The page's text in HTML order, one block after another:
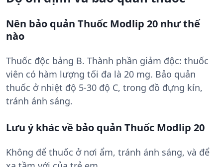
Nên bảo quản Thuốc Modlip 20 như thế
nào
Thuốc độc bảng B. Thành phần giảm độc: thuốc
viên có hàm lượng tối đa là 20 mg. Bảo quản
thuốc ở nhiệt độ 5-30 độ C, trong đồ đựng kín,
tránh ánh sáng.
Lưu ý khác về bảo quản Thuốc Modlip 20
Không để thuốc ở nơi ẩm, tránh ánh sáng, và để